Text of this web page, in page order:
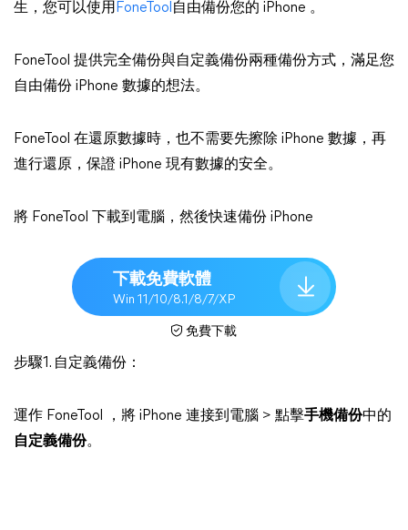
生，您可以使用 FoneTool 自由備份您的 iPhone 。
FoneTool 提供完全備份與自定義備份兩種備份方式，滿足您
自由備份 iPhone 數據的想法。
FoneTool 在還原數據時，也不需要先擦除 iPhone 數據，再
進行還原，保證 iPhone 現有數據的安全。
將 FoneTool 下載到電腦，然後快速備份 iPhone
下載免費軟體
Win 11/10/8.1/8/7/XP
免費下載
步驟1. 自定義備份：
運作 FoneTool ，將 iPhone 連接到電腦 > 點擊手機備份中的
自定義備份。